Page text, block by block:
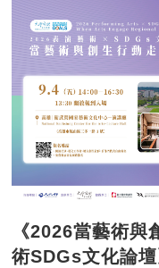
《2026當藝術
術SDGs文化論壇